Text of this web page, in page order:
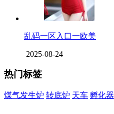
乱码一区入口一欧美
2025-08-24
热门标签
煤气发生炉 转底炉 天车 孵化器